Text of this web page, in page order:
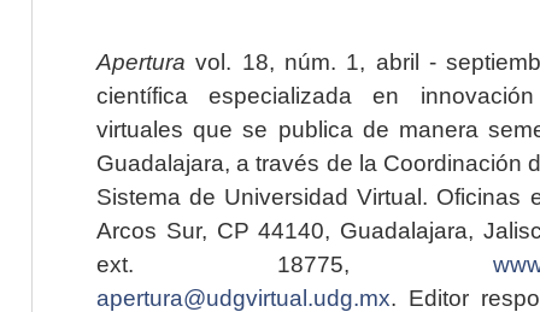
Apertura vol. 18, núm. 1, abril -
científica especializada en
virtuales que se publica de manera
Guadalajara, a través de la Coordinación
Sistema de Universidad Virtual. Oficinas
Arcos Sur, CP 44140, Guadalajara,
ext. 18775,
apertura@udgvirtual.udg.mx. Editor